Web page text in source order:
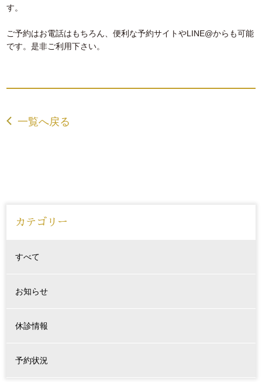
す。
ご予約はお電話はもちろん、便利な予約サイトやLINE@からも可能
です。是非ご利用下さい。
一覧へ戻る
カテゴリー
すべて
お知らせ
休診情報
予約状況